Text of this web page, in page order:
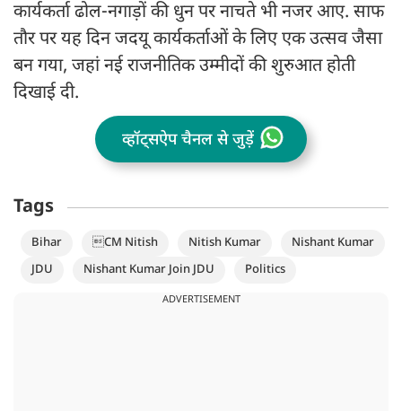
कार्यकर्ता ढोल-नगाड़ों की धुन पर नाचते भी नजर आए. साफ
तौर पर यह दिन जदयू कार्यकर्ताओं के लिए एक उत्सव जैसा
बन गया, जहां नई राजनीतिक उम्मीदों की शुरुआत होती
दिखाई दी.
व्हॉट्सऐप चैनल से जुड़ें
Tags
Bihar CM Nitish Nitish Kumar
Nishant Kumar
JDU
Nishant Kumar Join JDU Politics
ADVERTISEMENT